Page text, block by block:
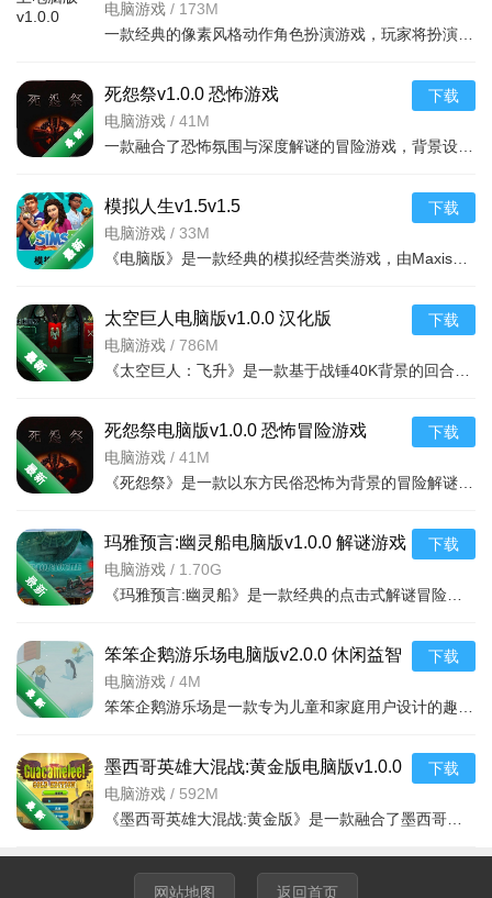
软件内容
语音房间与主题场景：设有多样化的语音房间，每个房间有
明确的主题，如“闲聊侃大山”“音乐分享会”“游戏开黑组局”“情感倾
诉角”等，满足不同社交需求。例如“音乐分享会”房间里，用户轮
流分享喜欢的歌曲并交流感受；“游戏开黑”房间则聚焦热门游
戏，方便玩家组队语音沟通战术。
用户声音标签与资料：用户可设置声音标签，并填写个人兴
趣爱好、社交偏好等资料，帮助其他用户快速了解自己的声音特
电脑游戏 / 173M
死怨祭v1.0.0 恐怖游戏
电脑游戏 / 41M
下载
模拟人生v1.5v1.5
电脑游戏 / 33M
下载
太空巨人电脑版v1.0.0 汉化版
电脑游戏 / 786M
下载
死怨祭电脑版v1.0.0 恐怖冒险游戏
电脑游戏 / 41M
下载
玛雅预言:幽灵船电脑版v1.0.0 解谜游戏
电脑游戏 / 1.70G
下载
笨笨企鹅游乐场电脑版v2.0.0 休闲益智
游戏
电脑游戏 / 4M
下载
墨西哥英雄大混战:黄金版电脑版v1.0.0
电脑游戏 / 592M
下载
网站地图 返回首页